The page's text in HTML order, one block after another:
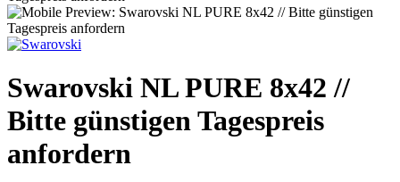
Swarovski NL PURE 8x42 //
Bitte günstigen Tagespreis
anfordern